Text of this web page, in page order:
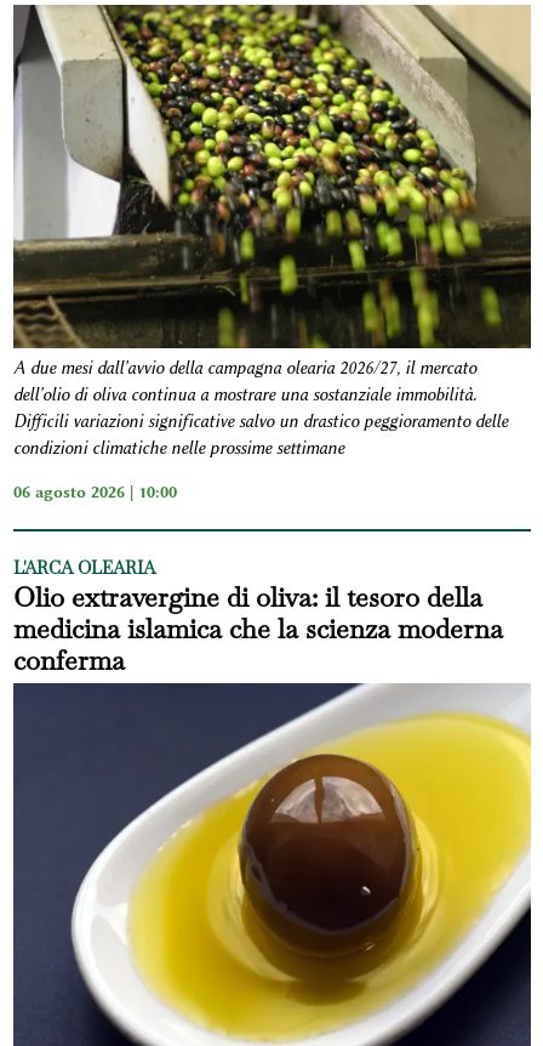
A due mesi dall'avvio della campagna olearia 2026/27, il mercato
dell'olio di oliva continua a mostrare una sostanziale immobilità.
Difficili variazioni significative salvo un drastico peggioramento delle
condizioni climatiche nelle prossime settimane
06 agosto 2026 | 10:00
L'ARCA OLEARIA
Olio extravergine di oliva: il tesoro della
medicina islamica che la scienza moderna
conferma